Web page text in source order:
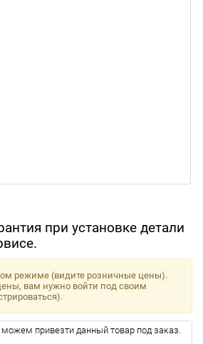
при установке детали
режиме (видите розничные цены).
вам нужно войти под своим
привезти данный товар под заказ.